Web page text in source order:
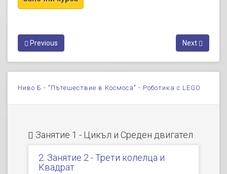
Next
Previous
Ниво Б - "Пътешествие в Космоса" - Роботика с LEGO
Занятие 1 - Цикъл и Среден двигател
2. Занятие 2 - Трети колелца и
Квадрат